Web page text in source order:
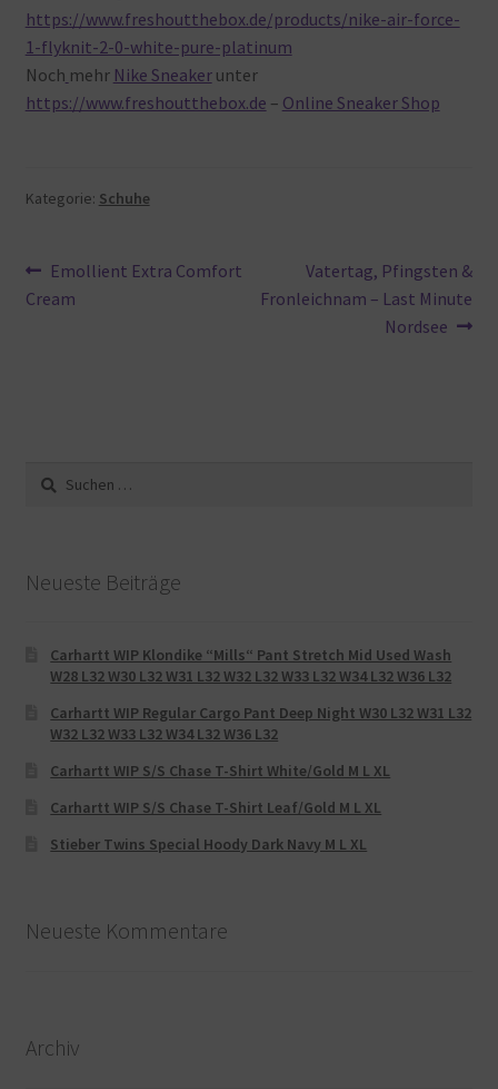
https://www.freshoutthebox.de/products/nike-air-force-
1-flyknit-2-0-white-pure-platinum
Noch mehr Nike Sneakerunter
https://www.freshoutthebox.de – Online Sneaker Shop
Kategorie: Schuhe
Beitragsnavigation
Vorheriger
Beitrag:
Emollient Extra Comfort
Cream
Nächster
Beitrag:
Vatertag, Pfingsten &
Fronleichnam – Last Minute
Nordsee
Suche
nach:
Neueste Beiträge
Carhartt WIP Klondike “Mills“ Pant Stretch Mid Used Wash
W28 L32 W30 L32 W31 L32 W32 L32 W33 L32 W34 L32 W36 L32
Carhartt WIP Regular Cargo Pant Deep Night W30 L32 W31 L32
W32 L32 W33 L32 W34 L32 W36 L32
Carhartt WIP S/S Chase T-Shirt White/Gold M L XL
Carhartt WIP S/S Chase T-Shirt Leaf/Gold M L XL
Stieber Twins Special Hoody Dark Navy M L XL
Neueste Kommentare
Archiv